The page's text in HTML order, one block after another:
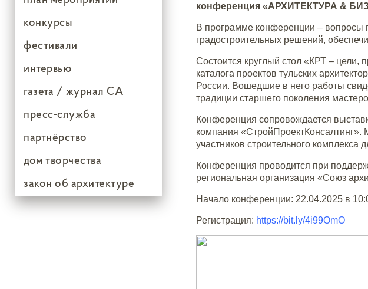
конкурсы
фестивали
интервью
газета / журнал СА
пресс-служба
партнёрство
дом творчества
закон об архитектуре
конференция «АРХИТЕКТУРА &
В программе конференции – вопросы
градостроительных решений,
Состоится круглый стол «КРТ – цели,
каталога проектов тульских
России. Вошедшие в него работы
традиции старшего поколения
Конференция сопровождается
компания
участников строительного
Конференция проводится при
региональная организация «Союз
Начало конференции: 22.04.2025 в
Регистрация: https://bit.ly/4i99OmO